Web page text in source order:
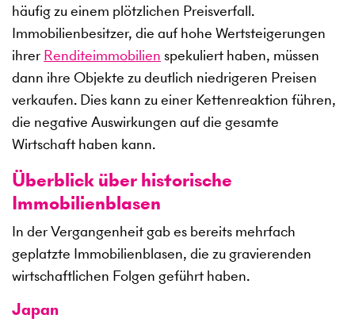
häufig zu einem plötzlichen Preisverfall.
Immobilienbesitzer, die auf hohe Wertsteigerungen
ihrer Renditeimmobilien spekuliert haben, müssen
dann ihre Objekte zu deutlich niedrigeren Preisen
verkaufen. Dies kann zu einer Kettenreaktion führen,
die negative Auswirkungen auf die gesamte
Wirtschaft haben kann.
Überblick über historische
Immobilienblasen
In der Vergangenheit gab es bereits mehrfach
geplatzte Immobilienblasen, die zu gravierenden
wirtschaftlichen Folgen geführt haben.
Japan